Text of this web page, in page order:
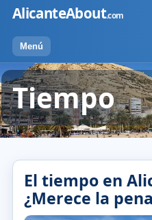
contenido
AlicanteAbout.com
Menú
Tiempo
El tiempo en
¿Merece la